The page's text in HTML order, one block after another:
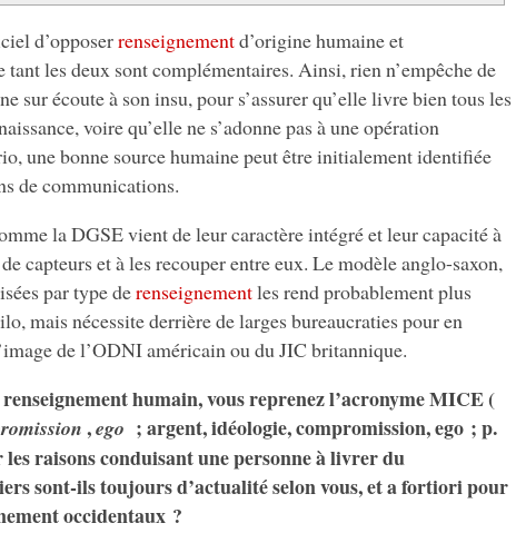
d’opposerrenseignementd’origine humaine et
tant les deux sont complémentaires. Ainsi, rien n’empêche de
sur écoute à son insu, pour s’assurer qu’elle livre bien tous les
voire qu’elle ne s’adonne pas à une opération
une bonne source humaine peut être initialement identifiée
de communications.
la DGSE vient de leur caractère intégré et leur capacité à
capteurs et à les recouper entre eux. Le modèle anglo-saxon,
par type derenseignementles rend probablement plus
mais nécessite derrière de larges bureaucraties pour en
de l’ODNI américain ou du JIC britannique.
humain, vous reprenez l’acronyme MICE (
,ego ; argent, idéologie, compromission, ego ; p.
raisons conduisant une personne à livrer du
sont-ils toujours d’actualité selon vous, et a fortiori pour
occidentaux ?